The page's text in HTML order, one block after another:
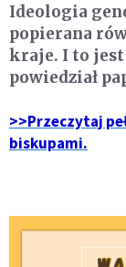
Ideologia
popierana
kraje. I to jest
powiedział
>>Przeczytaj
biskupami.